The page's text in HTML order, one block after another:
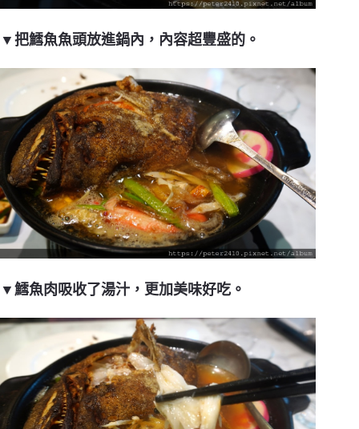
▼把鱈魚魚頭放進鍋內，內容超豐盛的。
▼鱈魚肉吸收了湯汁，更加美味好吃。